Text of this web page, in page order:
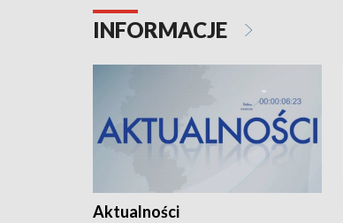
INFORMACJE
Aktualności